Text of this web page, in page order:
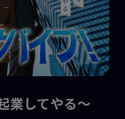
業してやる〜